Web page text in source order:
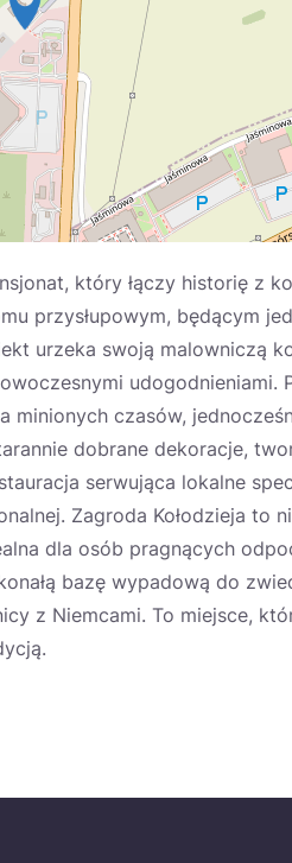
który łączy historię z
przysłupowym, będącym
urzeka swoją malowniczą
udogodnieniami.
czasów,
dobrane dekoracje,
serwująca lokalne
Zagroda Kołodzieja to
dla osób pragnących
bazę wypadową do
z Niemcami. To miejsce,